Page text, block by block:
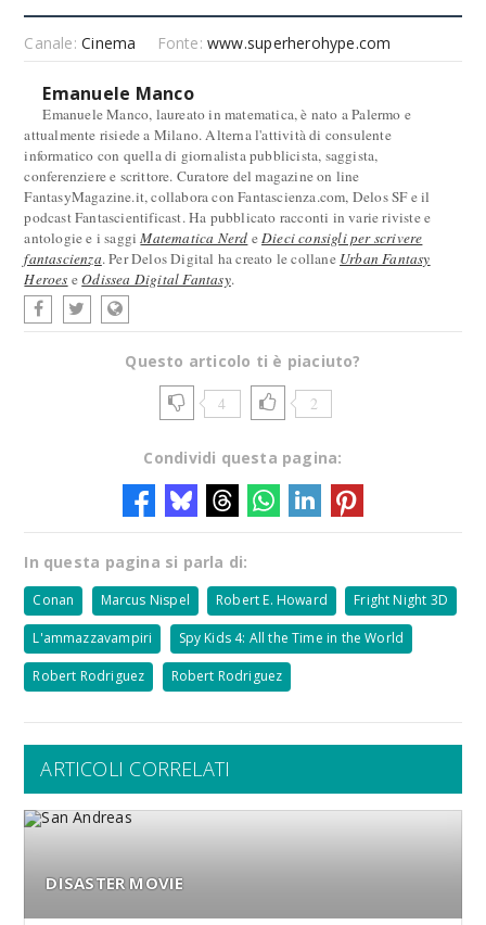
Canale:Cinema Fonte:www.superherohype.com
Emanuele Manco
Emanuele Manco, laureato in matematica, è nato a Palermo e
attualmente risiede a Milano. Alterna l'attività di consulente
informatico con quella di giornalista pubblicista, saggista,
conferenziere e scrittore. Curatore del magazine on line
FantasyMagazine.it, collabora con Fantascienza.com, Delos SF e il
podcast Fantascientificast. Ha pubblicato racconti in varie riviste e
antologie e i saggiMatematica Nerd eDieci consigli per scrivere
fantascienza. Per Delos Digital ha creato le collane Urban Fantasy
Heroes eOdissea Digital Fantasy.
Questo articolo ti è piaciuto?
4 2
Condividi questa pagina:
In questa pagina si parla di:
Conan Marcus Nispel Robert E. Howard Fright Night 3D
L'ammazzavampiri Spy Kids 4: All the Time in the World
Robert Rodriguez Robert Rodriguez
ARTICOLI CORRELATI
DISASTER MOVIE